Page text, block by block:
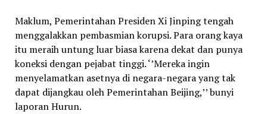
Maklum, Pemerintahan Presiden Xi Jinping tengah
menggalakkan pembasmian korupsi. Para orang kaya
itu meraih untung luar biasa karena dekat dan punya
koneksi dengan pejabat tinggi. ‘’Mereka ingin
menyelamatkan asetnya di negara-negara yang tak
dapat dijangkau oleh Pemerintahan Beijing,’’ bunyi
laporan Hurun.